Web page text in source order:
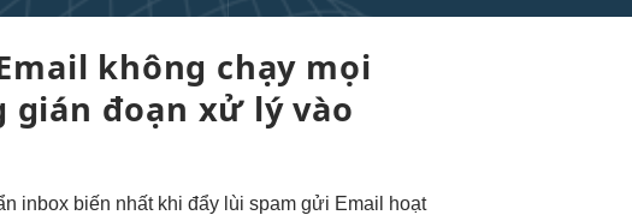
không chạy mọi
gián đoạn xử lývào
inbox biến nhất khiđẩy lùi spam gửi Email
hoạt